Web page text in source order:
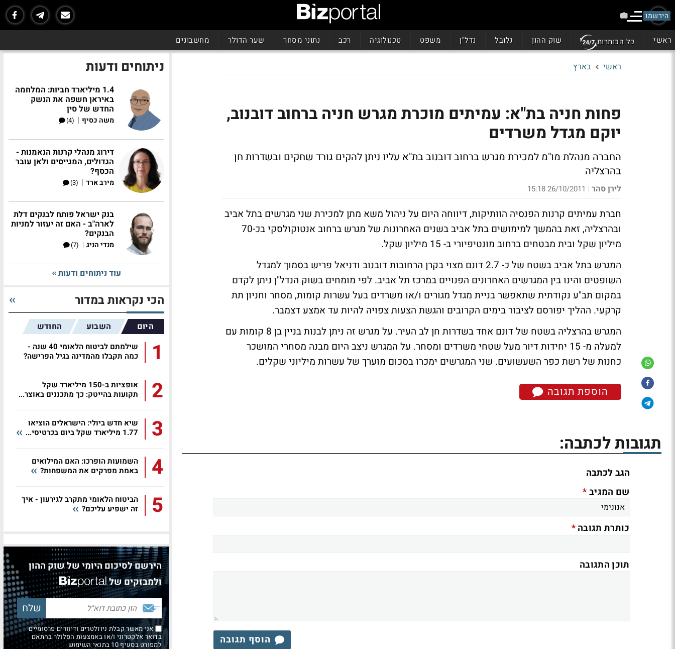
הירשמו
ראשי כל הכותרות שוק ההון גלובל נדל"ן משפט טכנולוגיה רכב נתוני מסחר שער הדולר מחשבונים
ראשי בארץ
פחות חניה בת"א: עמיתים מוכרת מגרש חניה ברחוב דובנוב,
יוקם מגדל משרדים
החברה מנהלת מו"מ למכירת מגרש ברחוב דובנוב בת"א עליו ניתן להקים גורד שחקים ובשדרות חן
בהרצליה
לירן סהר |
26/10/2011 15:18
חברת עמיתים קרנות הפנסיה הוותיקות, דיווחה היום על ניהול משא מתן למכירת שני מגרשים בתל אביב
ובהרצליה, זאת בהמשך למימושים בתל אביב בשנים האחרונות של מגרש ברחוב אנטוקולסקי בכ-70
מיליון שקל ובית מבטחים ברחוב מונטיפיורי ב- 15 מיליון שקל.
המגרש בתל אביב בשטח של כ- 2.7 דונם מצוי בקרן הרחובות דובנוב ודניאל פריש בסמוך למגדל
השופטים והינו בין המגרשים האחרונים הפנויים במרכז תל אביב. לפי מומחים בשוק הנדל"ן ניתן לקדם
במקום תב"ע נקודתית שתאפשר בניית מגדל מגורים ו/או משרדים בעל עשרות קומות, מסחר וחניון תת
קרקעי. ההליך יפורסם לציבור בימים הקרובים והגשת הצעות צפויה להיות עד אמצע דצמבר.
המגרש בהרצליה בשטח של דונם אחד בשדרות חן לב העיר. על מגרש זה ניתן לבנות בניין בן 8 קומות עם
למעלה מ- 15 יחידות דיור מעל שטחי משרדים ומסחר. על המגרש ניצב היום מבנה מסחרי המושכר
כחנות של רשת כפר השעשועים. שני המגרשים ימכרו בסכום מוערך של עשרות מיליוני שקלים.
הוספת תגובה
תגובות לכתבה:
הגב לכתבה
שם המגיב*
כותרת תגובה*
תוכן התגובה
הוסף תגובה
ניתוחים ודעות
1.4 מיליארד חביות: המלחמה
באיראן חשפה את הנשק
החדש של סין
משה כסיף |
(4)
דירוג מנהלי קרנות הנאמנות -
הגדולים, המגייסים ולאן עובר
הכסף?
מירב ארד |
(3)
בנק ישראל פותח לבנקים דלת
לארה"ב - האם זה יעזור למניות
הבנקים?
מנדי הניג |
(7)
עוד ניתוחים ודעות
הכי נקראות במדור
היום השבוע החודש
1
שילמתם לביטוח הלאומי 40 שנה -
כמה תקבלו מהמדינה בגיל הפרישה?
2
אופציות ב-150 מיליארד שקל
תקועות בהייטק: כך מתכננים באוצר...
3
שיא חדש ביולי: הישראלים הוציאו
1.77 מיליארד שקל ביום בכרטיסי...
4
השמועות הופרכו: האם המילואים
באמת מפרקים את המשפחות?
5
הביטוח הלאומי מתקרב לגירעון - איך
זה ישפיע עליכם?
הירשם לסיכום היומי של שוק ההון
ולמבזקים של
אני מאשר קבלת ניוזלטרים ודיוורים פרסומיים
בדואר אלקטרוני ו/או באמצעות הסלולר בהתאם
למפורט בסעיף 10 בתנאי השימוש